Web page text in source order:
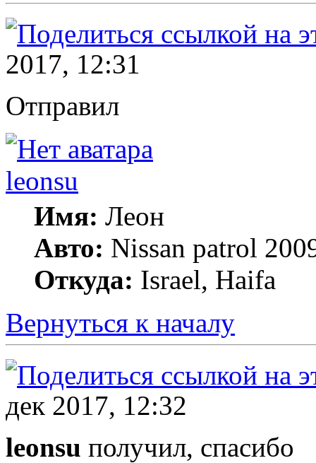
2017, 12:31
Отправил
leonsu
Имя: Леон
Авто: Nissan patrol
Откуда: Israel, Haifa
Вернуться к началу
дек 2017, 12:32
leonsu получил, спасибо